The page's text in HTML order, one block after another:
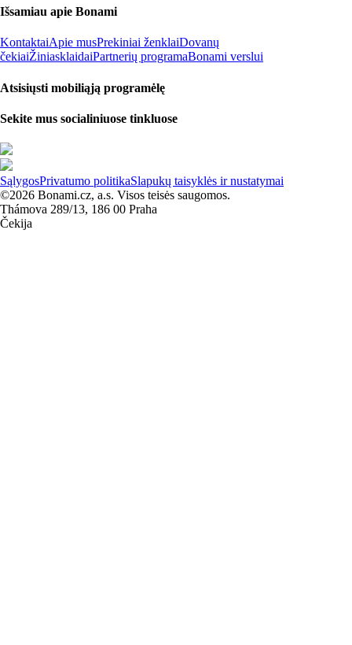
Išsamiau apie Bonami
KontaktaiApie musPrekiniai ženklaiDovanų
čekiaiŽiniasklaidaiPartnerių programaBonami verslui
Atsisiųsti mobiliąją programėlę
Sekite mus socialiniuose tinkluose
SąlygosPrivatumo politikaSlapukų taisyklės ir nustatymai
©2026 Bonami.cz, a.s. Visos teisės saugomos.
Thámova 289/13, 186 00 Praha
Čekija